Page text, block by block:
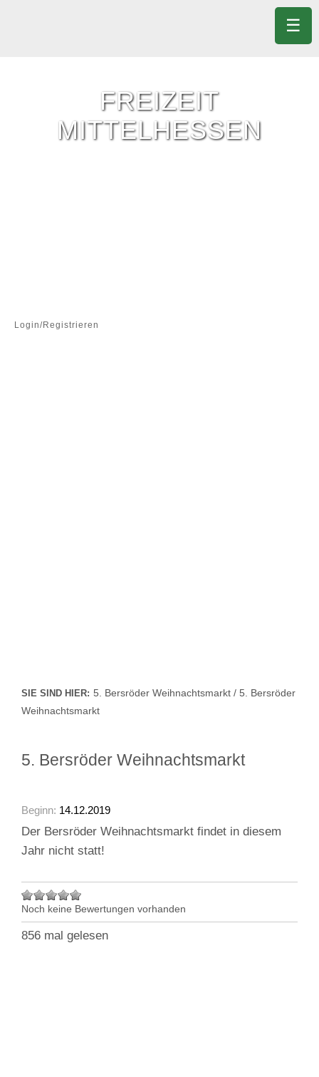
FREIZEIT
MITTELHESSEN
Login/Registrieren
SIE SIND HIER: 5. Bersröder Weihnachtsmarkt / 5. Bersröder
Weihnachtsmarkt
5. Bersröder Weihnachtsmarkt
Beginn: 14.12.2019
Der Bersröder Weihnachtsmarkt findet in diesem
Jahr nicht statt!
Noch keine Bewertungen vorhanden
856 mal gelesen
☰